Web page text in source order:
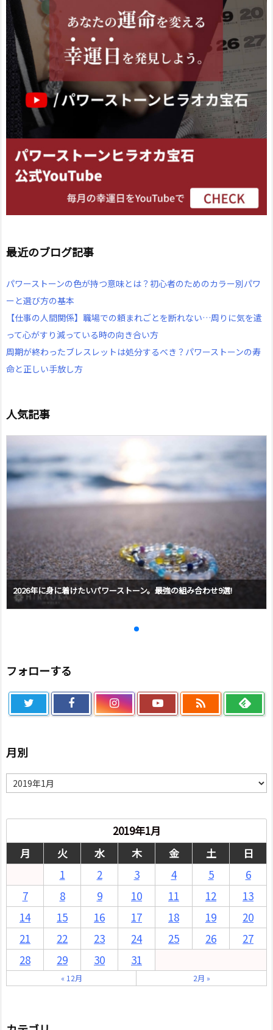
最近のブログ記事
パワーストーンの色が持つ意味とは？初心者のためのカラー別パワ
ーと選び方の基本
【仕事の人間関係】職場での頼まれごとを断れない…周りに気を遣
って心がすり減っている時の向き合い方
周期が終わったブレスレットは処分するべき？パワーストーンの寿
命と正しい手放し方
人気記事
2026年に身に着けたいパワーストーン。最強の組み合わせ9選!
フォローする

月別
月
別
2019年1月
月
火 水 木 金 土
日
1
2 3 4 5
6
7
8 9 10 11 12
13
14
15 16 17 18 19
20
21
22 23 24 25 26
27
28
29 30 31
« 12月 2月 »